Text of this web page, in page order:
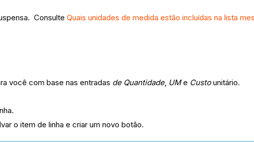
ConsulteQuais unidades de medida estão incluídas na lista
você com base nas entradas de Quantidade, UMe Custounitário.
o item de linha e criar um novo botão.